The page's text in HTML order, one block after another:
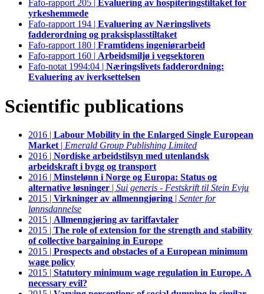
Fafo-rapport 205 | Evaluering av hospiteringstiltaket for
yrkeshemmede
Fafo-rapport 194 | Evaluering av Næringslivets
fadderordning og praksisplasstiltaket
Fafo-rapport 180 | Framtidens ingeniørarbeid
Fafo-rapport 160 | Arbeidsmiljø i vegsektoren
Fafo-notat 1994:04 | Næringslivets fadderordning:
Evaluering av iverksettelsen
Scientific publications
2016 | Labour Mobility in the Enlarged Single European
Market | Emerald Group Publishing Limited
2016 | Nordiske arbeidstilsyn med utenlandsk
arbeidskraft i bygg og transport
2016 | Minstelønn i Norge og Europa: Status og
alternative løsninger | Sui generis - Festskrift til Stein Evju
2015 | Virkninger av allmenngjøring | Senter for
lønnsdannelse
2015 | Allmenngjøring av tariffavtaler
2015 | The role of extension for the strength and stability
of collective bargaining in Europe
2015 | Prospects and obstacles of a European minimum
wage policy
2015 | Statutory minimum wage regulation in Europe. A
necessary evil?